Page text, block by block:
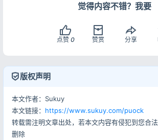
觉得内容不错？我要
点赞 0 赞赏 分享
版权声明
本文作者：Sukuy
本文链接： https://www.sukuy.com/puock
转载需注明文章出处，若本文内容有侵犯到您合
删除